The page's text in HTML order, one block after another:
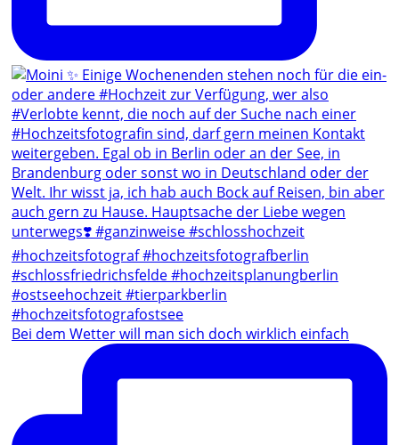
Bei dem Wetter will man sich doch wirklich einfach